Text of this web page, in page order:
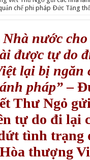
chế phi pháp Ðức Tăng
nước
được tự do
lại bị ngăn
pháp”–
Thư Ngỏ
tự do đi lại
tình trạng
thượng